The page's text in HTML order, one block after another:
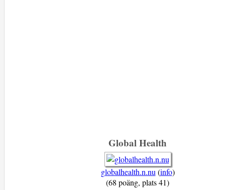
Global Health
globalhealth.n.nu (info)
(68 poäng, plats 41)